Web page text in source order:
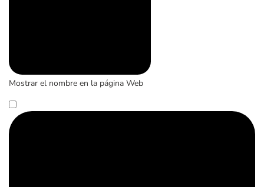
Mostrar el nombre en la página Web